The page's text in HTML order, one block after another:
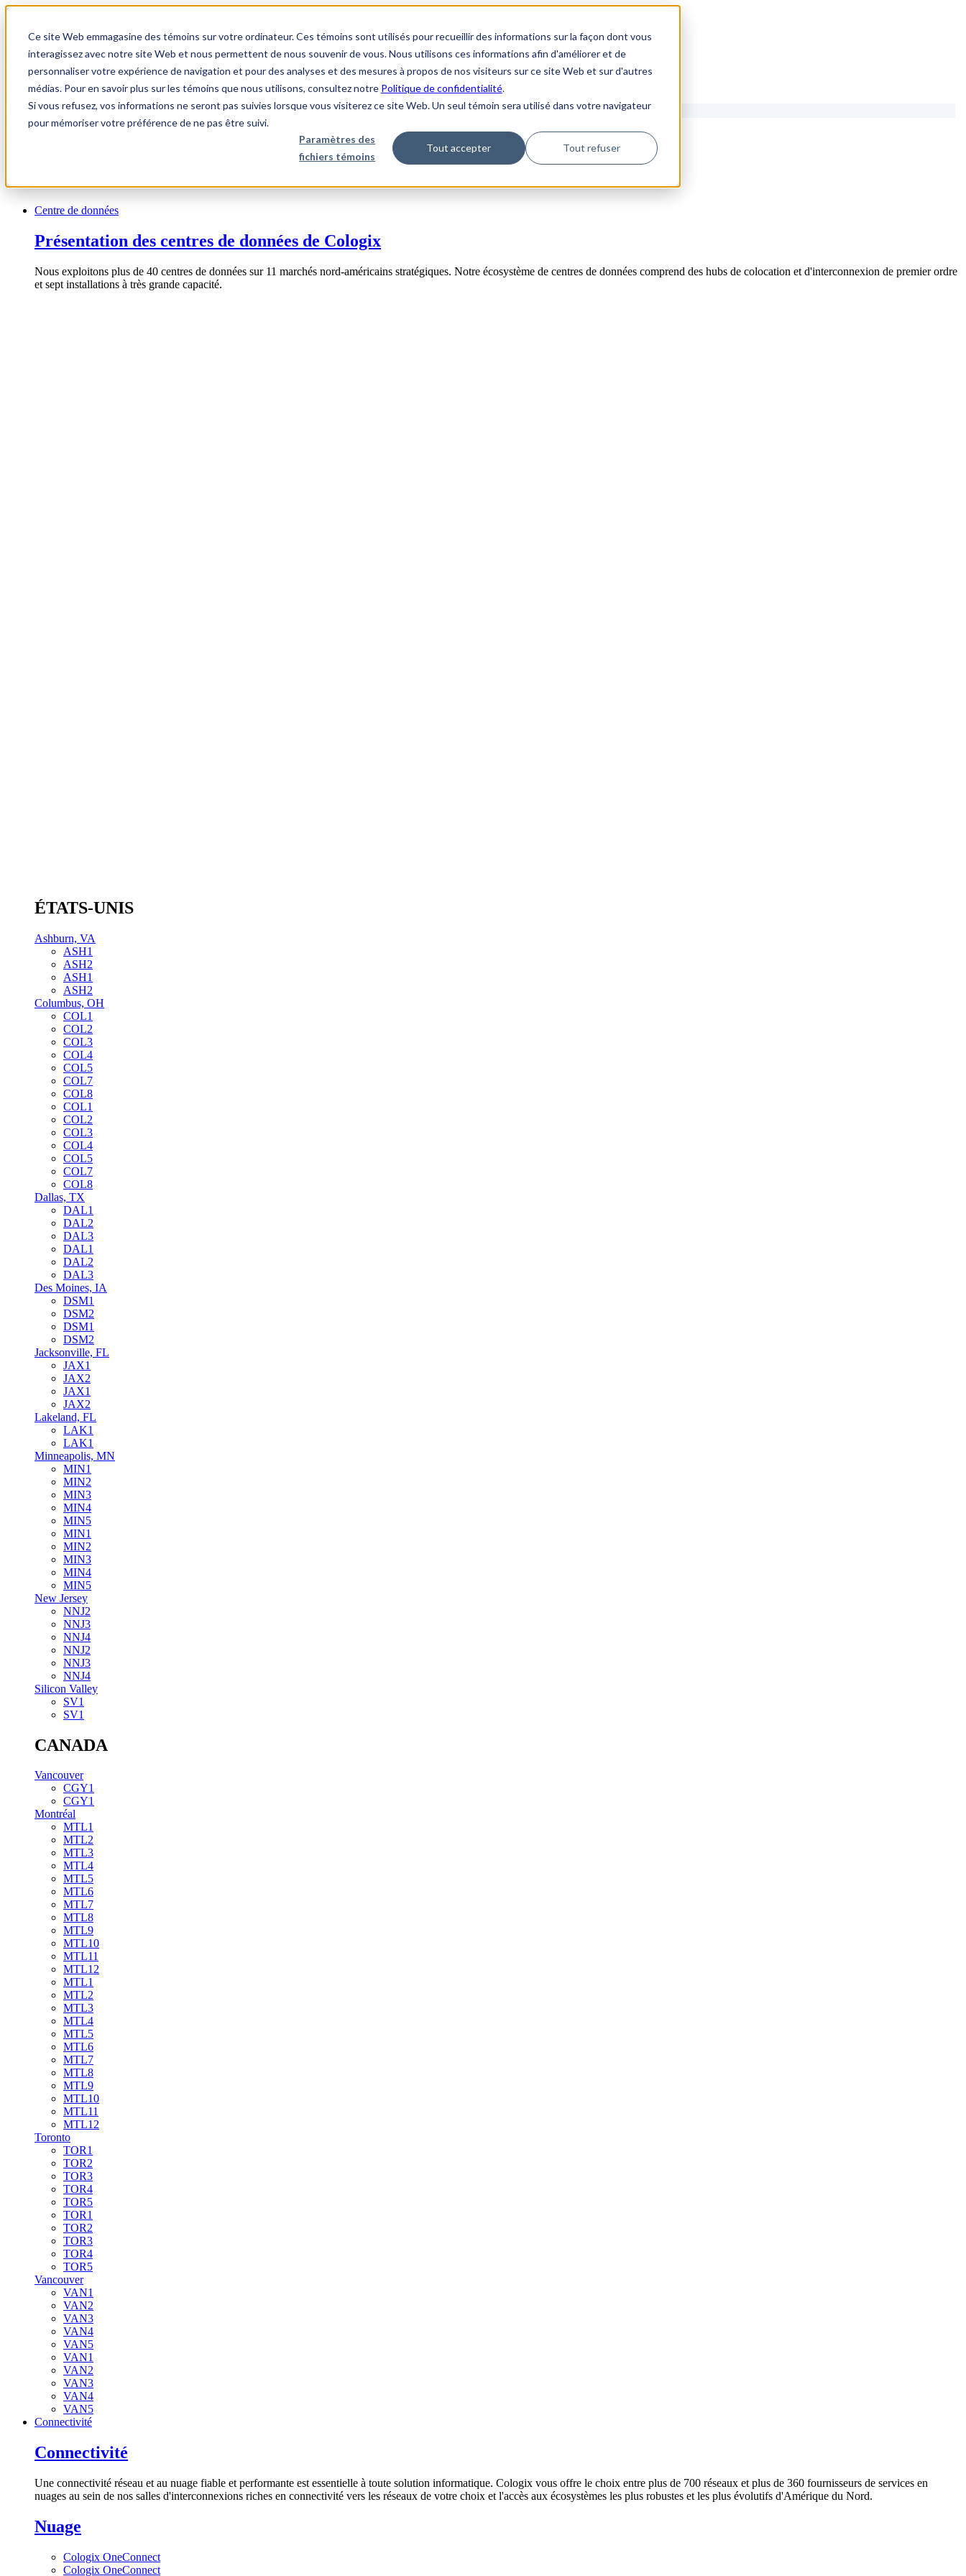
Ce site Web emmagasine des témoins sur votre ordinateur. Ces témoins sont utilisés pour recueillir des informations sur la façon dont vous
interagissez avec notre site Web et nous permettent de nous souvenir de vous. Nous utilisons ces informations afin d'améliorer et de
personnaliser votre expérience de navigation et pour des analyses et des mesures à propos de nos visiteurs sur ce site Web et sur d'autres
médias. Pour en savoir plus sur les témoins que nous utilisons, consultez notre Politique de confidentialité.
Si vous refusez, vos informations ne seront pas suivies lorsque vous visiterez ce site Web. Un seul témoin sera utilisé dans votre navigateur
pour mémoriser votre préférence de ne pas être suivi.
Paramètres des
fichiers témoins
Tout accepter Tout refuser
1.866.931.9661
Login
FR
Centre de données
Présentation des centres de données de Cologix
Nous exploitons plus de 40 centres de données sur 11 marchés nord-américains stratégiques. Notre écosystème de centres de données comprend des hubs de colocation et d'interconnexion de premier ordre
et sept installations à très grande capacité.
ÉTATS-UNIS
Ashburn, VA
ASH1
ASH2
ASH1
ASH2
Columbus, OH
COL1
COL2
COL3
COL4
COL5
COL7
COL8
COL1
COL2
COL3
COL4
COL5
COL7
COL8
Dallas, TX
DAL1
DAL2
DAL3
DAL1
DAL2
DAL3
Des Moines, IA
DSM1
DSM2
DSM1
DSM2
Jacksonville, FL
JAX1
JAX2
JAX1
JAX2
Lakeland, FL
LAK1
LAK1
Minneapolis, MN
MIN1
MIN2
MIN3
MIN4
MIN5
MIN1
MIN2
MIN3
MIN4
MIN5
New Jersey
NNJ2
NNJ3
NNJ4
NNJ2
NNJ3
NNJ4
Silicon Valley
SV1
SV1
CANADA
Vancouver
CGY1
CGY1
Montréal
MTL1
MTL2
MTL3
MTL4
MTL5
MTL6
MTL7
MTL8
MTL9
MTL10
MTL11
MTL12
MTL1
MTL2
MTL3
MTL4
MTL5
MTL6
MTL7
MTL8
MTL9
MTL10
MTL11
MTL12
Toronto
TOR1
TOR2
TOR3
TOR4
TOR5
TOR1
TOR2
TOR3
TOR4
TOR5
Vancouver
VAN1
VAN2
VAN3
VAN4
VAN5
VAN1
VAN2
VAN3
VAN4
VAN5
Connectivité
Connectivité
Une connectivité réseau et au nuage fiable et performante est essentielle à toute solution informatique. Cologix vous offre le choix entre plus de 700 réseaux et plus de 360 fournisseurs de services en
nuages au sein de nos salles d'interconnexions riches en connectivité vers les réseaux de votre choix et l'accès aux écosystèmes les plus robustes et les plus évolutifs d'Amérique du Nord.
Nuage
Cologix OneConnect
Cologix OneConnect